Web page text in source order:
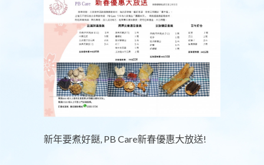
新年要煮好餸, PB Care新春優惠大放送!